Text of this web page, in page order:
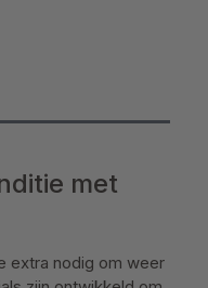
met
extra nodig om weer